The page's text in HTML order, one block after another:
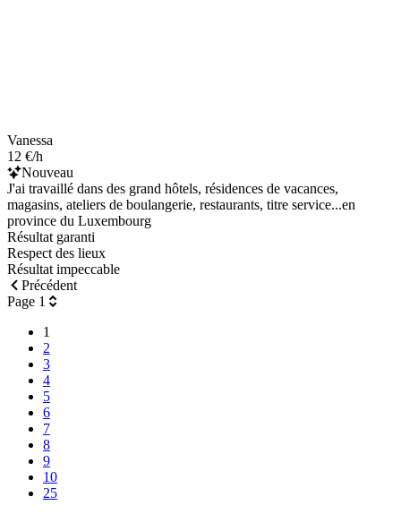
Vanessa
12 €/h
Nouveau
J'ai travaillé dans des grand hôtels, résidences de vacances,
magasins, ateliers de boulangerie, restaurants, titre service...en
province du Luxembourg
Résultat garanti
Respect des lieux
Résultat impeccable
Précédent
Page 1
1
2
3
4
5
6
7
8
9
10
25